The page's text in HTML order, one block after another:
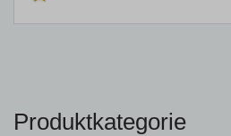
Produktkategorie